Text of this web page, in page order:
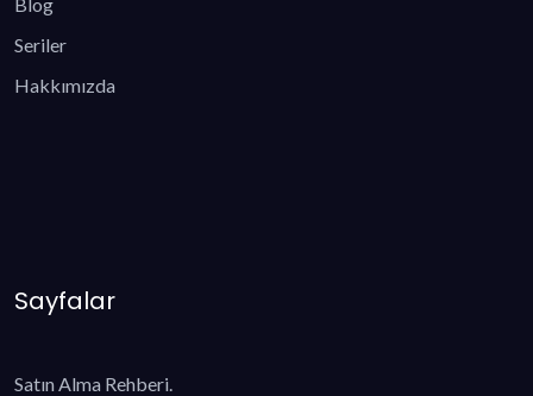
Seriler
Hakkımızda
Sayfalar
Satın Alma Rehberi.